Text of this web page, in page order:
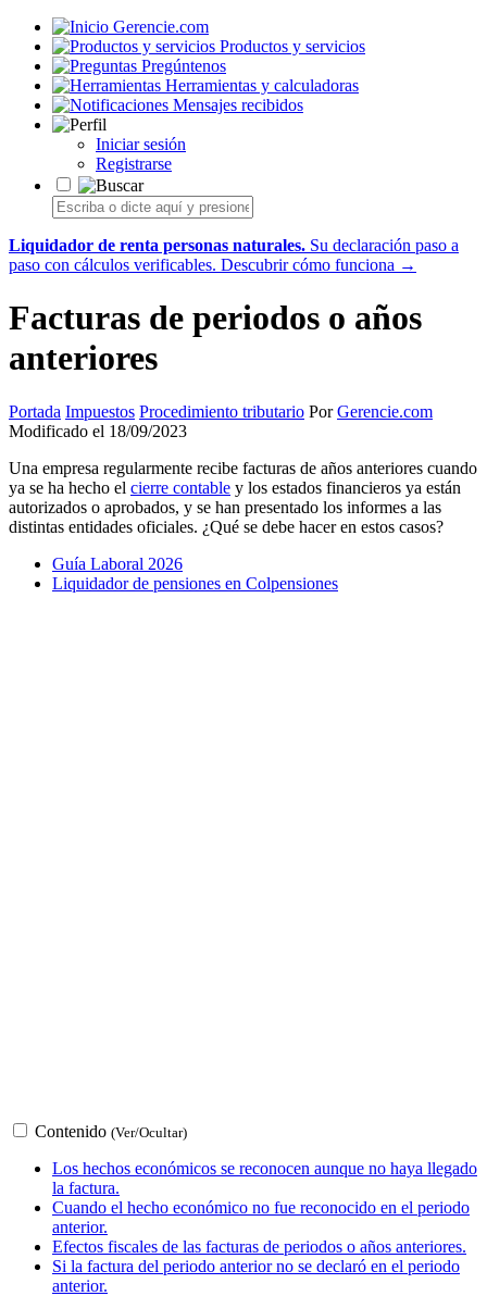
Gerencie.com
Productos y servicios
Pregúntenos
Herramientas y calculadoras
Mensajes recibidos
Iniciar sesión
Registrarse
Liquidador de renta personas naturales. Su declaración paso a
paso con cálculos verificables. Descubrir cómo funciona →
Facturas de periodos o años
anteriores
Portada Impuestos Procedimiento tributario PorGerencie.com
Modificado el 18/09/2023
Una empresa regularmente recibe facturas de años anteriores cuando
ya se ha hecho el cierre contable y los estados financieros ya están
autorizados o aprobados, y se han presentado los informes a las
distintas entidades oficiales. ¿Qué se debe hacer en estos casos?
Guía Laboral 2026
Liquidador de pensiones en Colpensiones
Contenido (Ver/Ocultar)
Los hechos económicos se reconocen aunque no haya llegado
la factura.
Cuando el hecho económico no fue reconocido en el periodo
anterior.
Efectos fiscales de las facturas de periodos o años anteriores.
Si la factura del periodo anterior no se declaró en el periodo
anterior.